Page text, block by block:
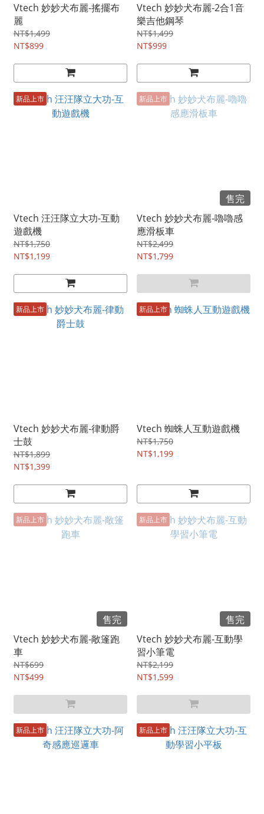
Vtech 妙妙犬布麗-搖擺布
麗
NT$1,499
NT$899
Vtech 妙妙犬布麗-2合1音
樂吉他鋼琴
NT$1,499
NT$999
新品上市
Vtech 汪汪隊立大功-互動
遊戲機
NT$1,750
NT$1,199
新品上市
售完
Vtech 妙妙犬布麗-嚕嚕感
應滑板車
NT$2,499
NT$1,799
新品上市
Vtech 妙妙犬布麗-律動爵
士鼓
NT$1,899
NT$1,399
新品上市
Vtech 蜘蛛人互動遊戲機
NT$1,750
NT$1,199
新品上市
售完
Vtech 妙妙犬布麗-敞篷跑
車
NT$699
NT$499
新品上市
售完
Vtech 妙妙犬布麗-互動學
習小筆電
NT$2,199
NT$1,599
新品上市 新品上市